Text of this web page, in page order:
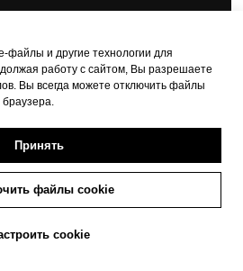
(473) 263-44-50
файлы и другие технологии для
работу с сайтом, Вы разрешаете
Вы всегда можете отключить файлы
Принять
файлы cookie
cookie